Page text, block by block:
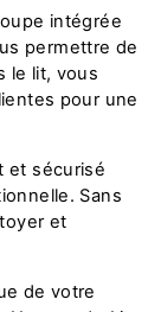
intégrée
permettre de
le lit, vous
pour une
et sécurisé
Sans
et
de votre